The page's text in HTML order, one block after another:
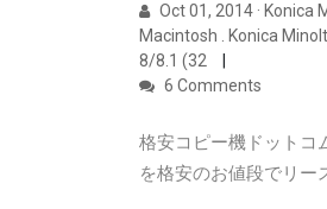
Oct 01, 2014 ·
Macintosh . Konica
8/8.1 (32
6 Comments
格安コピー機ドットコ
を格安のお値段でリー